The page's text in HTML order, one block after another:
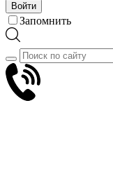
Войти
Запомнить